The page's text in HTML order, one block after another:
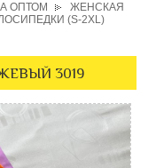
ОПТОМ
ЖЕНСКАЯ
(S-2XL)
3019